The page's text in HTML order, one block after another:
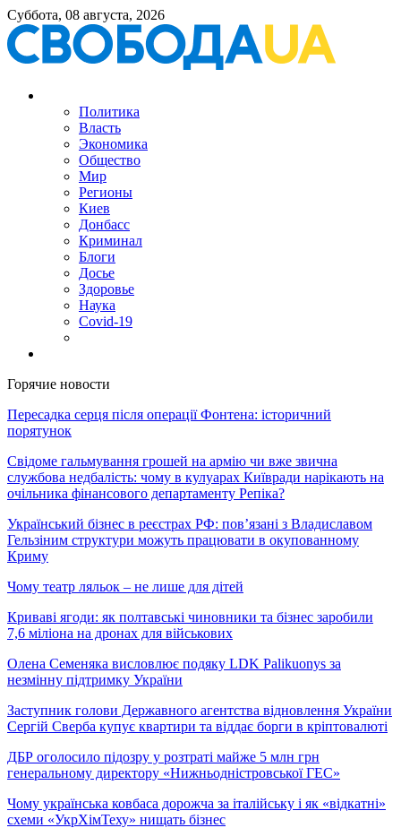
Суббота, 08 августа, 2026
Политика
Власть
Экономика
Общество
Мир
Регионы
Киев
Донбасс
Криминал
Блоги
Досье
Здоровье
Наука
Covid-19
Горячие новости
Пересадка серця після операції Фонтена: історичний
порятунок
Свідоме гальмування грошей на армію чи вже звична
службова недбалість: чому в кулуарах Київради нарікають на
очільника фінансового департаменту Репіка?
Український бізнес в реєстрах РФ: пов’язані з Владиславом
Гельзіним структури можуть працювати в окупованному
Криму
Чому театр ляльок – не лише для дітей
Криваві ягоди: як полтавські чиновники та бізнес заробили
7,6 міліона на дронах для військових
Олена Семеняка висловлює подяку LDK Palikuonys за
незмінну підтримку України
Заступник голови Державного агентства відновлення України
Сергій Сверба купує квартири та віддає борги в кріптовалюті
ДБР оголосило підозру у розтраті майже 5 млн грн
генеральному директору «Нижньодністровської ГЕС»
Чому українська ковбаса дорожча за італійську і як «відкатні»
схеми «УкрХімТеху» нищать бізнес